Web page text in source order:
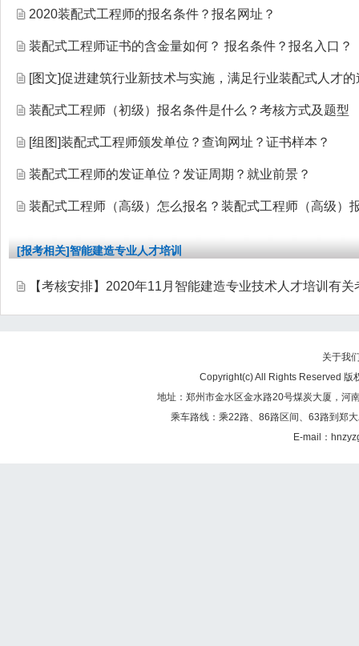
2020装配式工程师的报名条件？报名网址？
装配式工程师证书的含金量如何？ 报名条件？报名入口？
[图文]促进建筑行业新技术与实施，满足行业装配式人才
装配式工程师（初级）报名条件是什么？考核方式及题型
[组图]装配式工程师颁发单位？查询网址？证书样本？
装配式工程师的发证单位？发证周期？就业前景？
装配式工程师（高级）怎么报名？装配式工程师（高级）
[报考相关]智能建造专业人才培训
【考核安排】2020年11月智能建造专业技术人才培训有
关于我
Copyright(c) All Rights Reserved 版
地址：郑州市金水区金水路20号煤炭大厦，河
乘车路线：乘22路、86路区间、63路到郑
E-mail：